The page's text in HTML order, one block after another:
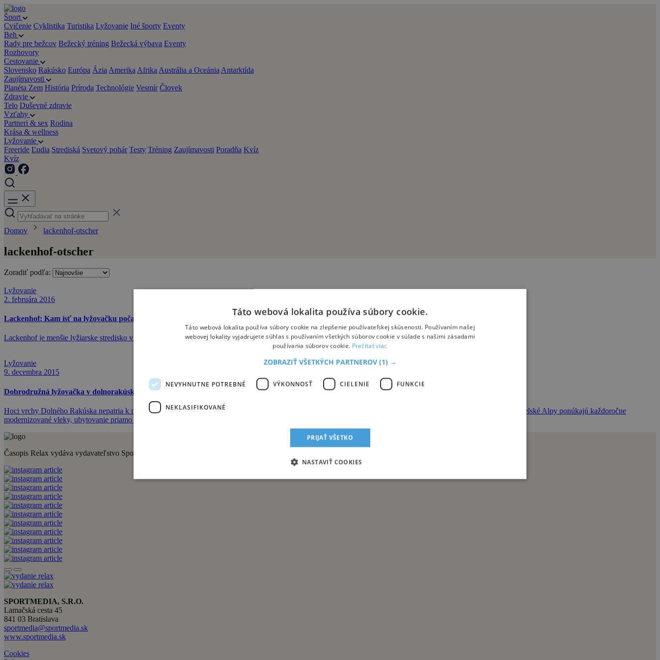
Šport
Cvičenie Cyklistika Turistika Lyžovanie Iné športy Eventy
Beh
Rady pre bežcov Bežecký tréning Bežecká výbava Eventy
Rozhovory
Cestovanie
Slovensko Rakúsko Európa Ázia Amerika Afrika Austrália a Oceánia Antarktída
Zaujímavosti
Planéta Zem História Príroda Technológie Vesmír Človek
Zdravie
Telo Duševné zdravie
Vzťahy
Partneri & sex Rodina
Krása & wellness
Lyžovanie
Freeride Ľudia Strediská Svetový pohár Testy Tréning Zaujímavosti Poradňa Kvíz
Kvíz
Domov lackenhof-otscher
lackenhof-otscher
Zoradiť podľa:
Lyžovanie
2. februára 2016
Lackenhof: Kam ísť na lyžovačku počas prázdnin
Lackenhof je menšie lyžiarske stredisko v Rakúsku. Jeho výhodou je obrovské prevýšenie, široké zjazdovky, super zázemie a blízkosť ku Bratislave.
Lyžovanie
9. decembra 2015
Dobrodružná lyžovačka v dolnorakúskom Mostvierteli
Hoci vrchy Dolného Rakúska nepatria k najvyšším v Rakúsku, nádherné zjazdovky, srdečná atmosféra a vynikajúci pomer ceny a kvality si vás určite získajú. Mostviertelské Alpy ponúkajú každoročne
modernizované vleky, ubytovanie priamo na svahu, neustále sa rozširujúce siete bežkárskych tratí a zimných chodníkov.
Časopis Relax vydáva vydavateľstvo Sportmedia s.r.o. Medzi jeho ďalšie tituly patria aj:
SPORTMEDIA, S.R.O.
Lamačská cesta 45
841 03 Bratislava
sportmedia@sportmedia.sk
www.sportmedia.sk
Cookies
Táto webová lokalita používa súbory cookie.
Táto webová lokalita používa súbory cookie na zlepšenie používateľskej skúsenosti. Používaním našej
webovej lokality vyjadrujete súhlas s používaním všetkých súborov cookie v súlade s našimi zásadami
používania súborov cookie. Prečítať viac
ZOBRAZIŤ VŠETKÝCH PARTNEROV (1) →
NEVYHNUTNE POTREBNÉ VÝKONNOSŤ CIELENIE FUNKCIE
NEKLASIFIKOVANÉ
PRIJAŤ VŠETKO
NASTAVIŤ COOKIES